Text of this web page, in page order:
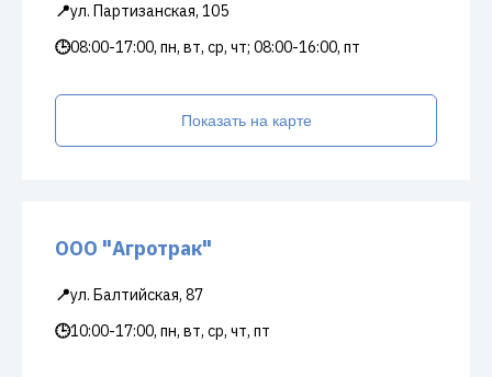
📍ул. Партизанская, 105
🕒08:00-17:00, пн, вт, ср, чт; 08:00-16:00, пт
Показать на карте
ООО "Агротрак"
📍ул. Балтийская, 87
🕒10:00-17:00, пн, вт, ср, чт, пт